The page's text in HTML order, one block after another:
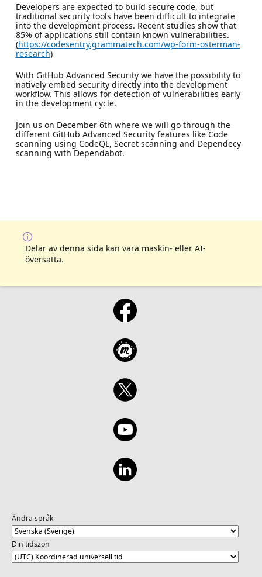
Developers are expected to build secure code, but
traditional security tools have been difficult to integrate
into the development process. Recent studies show that
85% of applications still contain known vulnerabilities.
(https://codesentry.grammatech.com/wp-form-osterman-
research)
With GitHub Advanced Security we have the possibility to
natively embed security directly into the development
workflow. This allows for detection of vulnerabilities early
in the development cycle.
Join us on December 6th where we will go through the
different GitHub Advanced Security features like Code
scanning using CodeQL, Secret scanning and Dependecy
scanning with Dependabot.
Delar av denna sida kan vara maskin- eller AI-
översatta.
Ändra språk
Din tidszon